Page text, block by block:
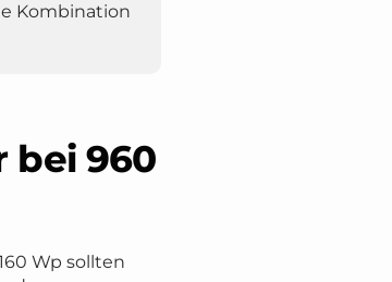
Kombination
bei 960
Wp sollten